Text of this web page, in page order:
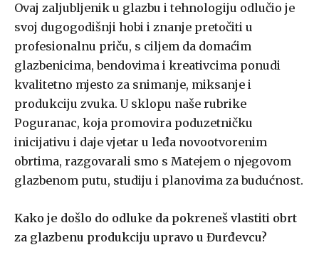
Ovaj zaljubljenik u glazbu i tehnologiju odlučio je
svoj dugogodišnji hobi i znanje pretočiti u
profesionalnu priču, s ciljem da domaćim
glazbenicima, bendovima i kreativcima ponudi
kvalitetno mjesto za snimanje, miksanje i
produkciju zvuka. U sklopu naše rubrike
Poguranac, koja promovira poduzetničku
inicijativu i daje vjetar u leđa novootvorenim
obrtima, razgovarali smo s Matejem o njegovom
glazbenom putu, studiju i planovima za budućnost.
Kako je došlo do odluke da pokreneš vlastiti obrt
za glazbenu produkciju upravo u Đurđevcu?